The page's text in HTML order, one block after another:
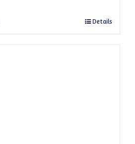
Dieses Produkt weist mehrere Varianten
Details